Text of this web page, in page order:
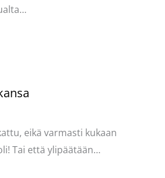
eikä varmasti kukaan
Tai että ylipäätään…